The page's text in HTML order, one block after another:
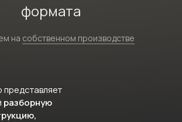
формата
на собственном производстве
разборную